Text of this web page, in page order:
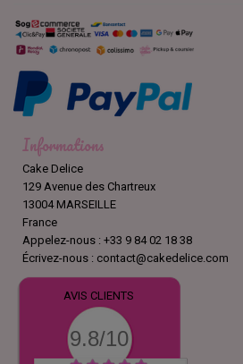
Informations
Cake Delice
129 Avenue des Chartreux
13004 MARSEILLE
France
Appelez-nous : +33 9 84 02 18 38
Écrivez-nous : contact@cakedelice.com
AVIS CLIENTS
9.8/10